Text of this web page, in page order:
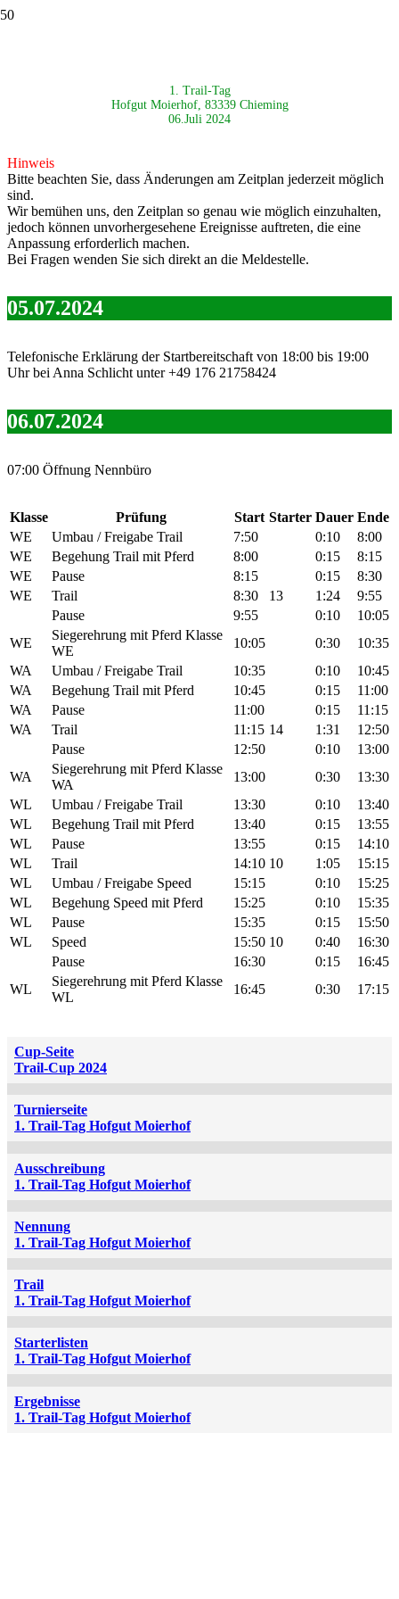
1. Trail-Tag
Hofgut Moierhof, 83339 Chieming
06.Juli 2024
Hinweis
Bitte beachten Sie, dass Änderungen am Zeitplan jederzeit möglich
sind.
Wir bemühen uns, den Zeitplan so genau wie möglich einzuhalten,
jedoch können unvorhergesehene Ereignisse auftreten, die eine
Anpassung erforderlich machen.
Bei Fragen wenden Sie sich direkt an die Meldestelle.
05.07.2024
Telefonische Erklärung der Startbereitschaft von 18:00 bis 19:00
Uhr bei Anna Schlicht unter +49 176 21758424
06.07.2024
07:00 Öffnung Nennbüro
Klasse Prüfung Start Starter Dauer Ende
WE
Umbau / Freigabe Trail 7:50 0:10
8:00
WE
Begehung Trail mit Pferd 8:00 0:15
8:15
WE
Pause 8:15 0:15
8:30
WE
Trail 8:30 13 1:24
9:55
Pause
9:55 0:10
10:05
WE
Siegerehrung mit Pferd Klasse
WE
10:05 0:30
10:35
WA
Umbau / Freigabe Trail 10:35 0:10
10:45
WA
Begehung Trail mit Pferd 10:45 0:15
11:00
WA
Pause 11:00 0:15
11:15
WA
Trail 11:15 14 1:31
12:50
Pause
12:50 0:10
13:00
WA
Siegerehrung mit Pferd Klasse
WA
13:00 0:30
13:30
WL
Umbau / Freigabe Trail 13:30 0:10
13:40
WL
Begehung Trail mit Pferd 13:40 0:15
13:55
WL
Pause 13:55 0:15
14:10
WL
Trail 14:10 10 1:05
15:15
WL
Umbau / Freigabe Speed 15:15 0:10
15:25
WL
Begehung Speed mit Pferd 15:25 0:10
15:35
WL
Pause 15:35 0:15
15:50
WL
Speed 15:50 10 0:40
16:30
Pause
16:30 0:15
16:45
WL
Siegerehrung mit Pferd Klasse
WL
16:45 0:30 17:15
Cup-Seite
Trail-Cup 2024
Turnierseite
1. Trail-Tag Hofgut Moierhof
Ausschreibung
1. Trail-Tag Hofgut Moierhof
Nennung
1. Trail-Tag Hofgut Moierhof
Trail
1. Trail-Tag Hofgut Moierhof
Starterlisten
1. Trail-Tag Hofgut Moierhof
Ergebnisse
1. Trail-Tag Hofgut Moierhof